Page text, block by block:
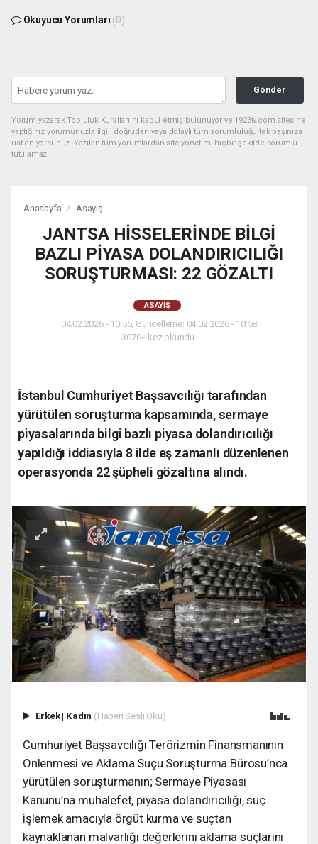
Okuyucu Yorumları (0)
Gönder
Yorum yazarak Topluluk Kuralları’nı kabul etmiş bulunuyor ve 1923tv.com sitesine
yaptığınız yorumunuzla ilgili doğrudan veya dolaylı tüm sorumluluğu tek başınıza
üstleniyorsunuz. Yazılan tüm yorumlardan site yönetimi hiçbir şekilde sorumlu
tutulamaz.
Anasayfa Asayiş
JANTSA HİSSELERİNDE BİLGİ
BAZLI PİYASA DOLANDIRICILIĞI
SORUŞTURMASI: 22 GÖZALTI
ASAYIŞ
04.02.2026 - 10:55, Güncelleme: 04.02.2026 - 10:58
3070+ kez okundu.
İstanbul Cumhuriyet Başsavcılığı tarafından
yürütülen soruşturma kapsamında, sermaye
piyasalarında bilgi bazlı piyasa dolandırıcılığı
yapıldığı iddiasıyla 8 ilde eş zamanlı düzenlenen
operasyonda 22 şüpheli gözaltına alındı.
Erkek| Kadın (Haberi Sesli Oku)
Cumhuriyet Başsavcılığı Terörizmin Finansmanının
Önlenmesi ve Aklama Suçu Soruşturma Bürosu’nca
yürütülen soruşturmanın; Sermaye Piyasası
Kanunu’na muhalefet, piyasa dolandırıcılığı, suç
işlemek amacıyla örgüt kurma ve suçtan
kaynaklanan malvarlığı değerlerini aklama suçlarını